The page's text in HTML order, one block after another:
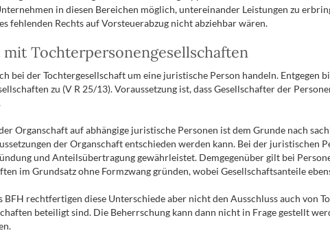
in diesen Bereichen möglich, untereinander Leistungen zu
fehlenden Rechts auf Vorsteuerabzug nicht abziehbar wären.
mit Tochterpersonengesellschaften
bei der Tochtergesellschaft um eine juristische Person handeln.
zu (V R 25/13). Voraussetzung ist, dass Gesellschafter der
Organschaft auf abhängige juristische Personen ist dem Grunde nach
der Organschaft entschieden werden kann. Bei der
und Anteilsübertragung gewährleistet. Demgegenüber gilt bei
im Grundsatz ohne Formzwang gründen, wobei Gesellschaftsanteile
BFH rechtfertigen diese Unterschiede aber nicht den Ausschluss auch von
beteiligt sind. Die Beherrschung kann dann nicht in Frage gestellt